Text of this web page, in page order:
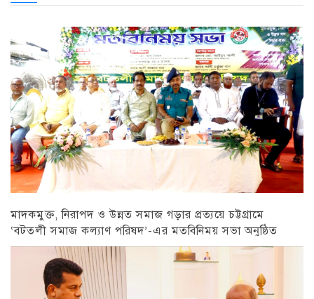
মাদকমুক্ত, নিরাপদ ও উন্নত সমাজ গড়ার প্রত্যয়ে চট্টগ্রামে
‘বটতলী সমাজ কল্যাণ পরিষদ’-এর মতবিনিময় সভা অনুষ্ঠিত
চট্টগ্রাম